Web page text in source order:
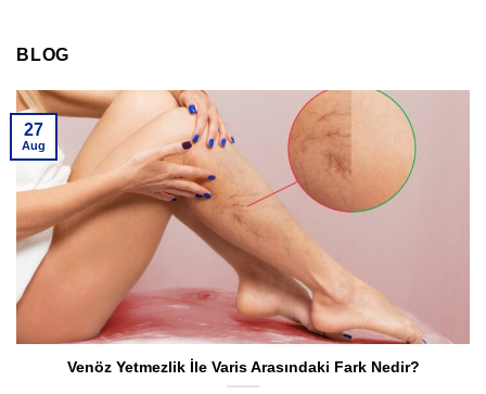
BLOG
Venöz Yetmezlik İle Varis Arasındaki Fark Nedir?
27
Aug